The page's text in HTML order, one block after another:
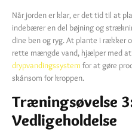
Når jorden er klar, er det tid til at
indebærer en del bøjning og
dine ben og ryg. At plante i rækker
rette mængde vand, hjælper med
drypvandingssystem for at gøre
skånsom for kroppen.
Træningsøvelse
Vedligeholdelse